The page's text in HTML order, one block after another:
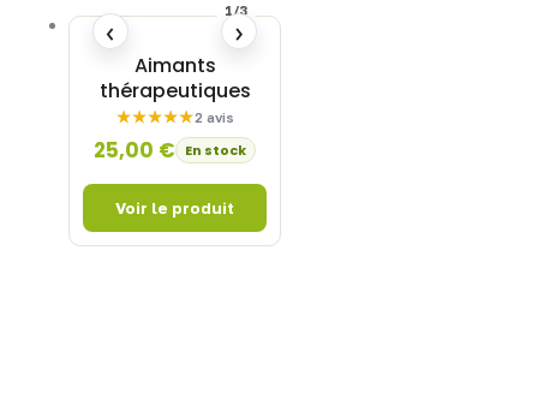
Aimants
thérapeutiques
2 avis
25,00 € En stock
‹ ›
1/3